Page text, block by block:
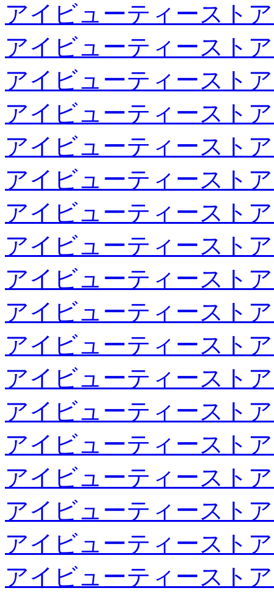
アイビューティースト
アイビューティースト
アイビューティースト
アイビューティースト
アイビューティースト
アイビューティースト
アイビューティースト
アイビューティースト
アイビューティースト
アイビューティースト
アイビューティースト
アイビューティースト
アイビューティースト
アイビューティースト
アイビューティースト
アイビューティースト
アイビューティースト
アイビューティースト